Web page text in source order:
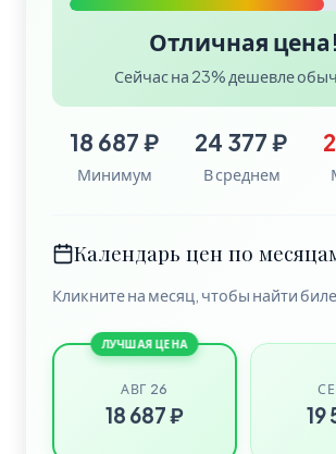
Отличная цена!
Сейчас на 23% дешевле
18 687 ₽
Минимум
24 377 ₽
В среднем
Календарь цен по
Кликните на месяц, чтобы найти
ЛУЧШАЯ ЦЕНА
АВГ 26
18 687 ₽ 19